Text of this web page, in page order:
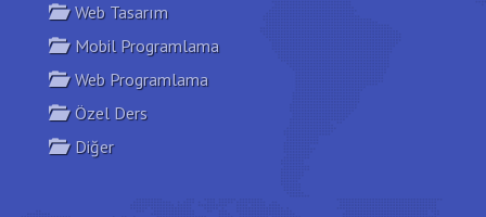
Web Tasarım
Mobil Programlama
Web Programlama
Özel Ders
Diğer